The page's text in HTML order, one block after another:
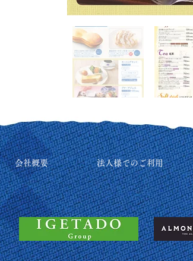
会社概要 法人様でのご利用